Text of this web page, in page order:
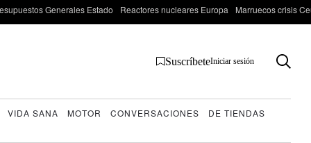
Generales Estado Reactores nucleares Europa Marruecos crisis
SuscríbeteIniciar sesión
VIDA SANA MOTOR CONVERSACIONES DE TIENDAS